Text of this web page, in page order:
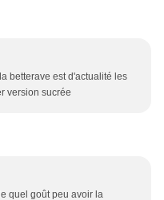
betterave est d'actualité les
version sucrée
quel goût peu avoir la